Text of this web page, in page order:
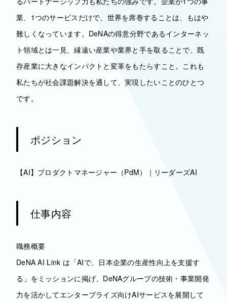
業、1つのサービスだけで、世界を席巻することは、もはや
難しくなっています。DeNAの得意分野であるインターネッ
ト領域とは一見、縁遠い産業や業界と手を取ることで、既
存産業に大きなインパクトと変革をもたらすこと。これも
私たちが社会課題解決を通して、実現したいことのひとつ
です。
ポジション
【AI】プロダクトマネージャー（PdM）｜リーダーズAI
仕事内容
職務概要
DeNA AI Link は「AIで、日本企業の生産性向上を支援す
る」をミッションに掲げ、DeNAグループの技術・事業開発
力を活かしてエンタープライズ向けAIサービスを展開して